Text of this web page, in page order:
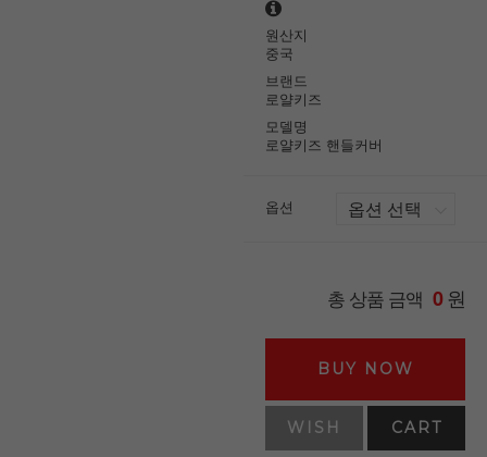
원산지
중국
브랜드
로얄키즈
모델명
로얄키즈 핸들커버
옵션
총 상품 금액 0원
BUY NOW
WISH CART